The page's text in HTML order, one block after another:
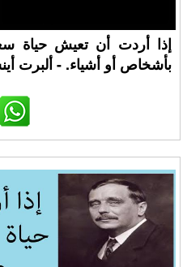
إذا أردت أن تعيش حياة
بأشخاص أو أشياء. - ألبرت